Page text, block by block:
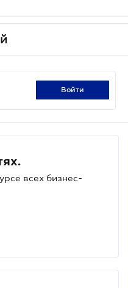
войти
всех бизнес-